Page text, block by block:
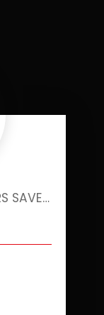
IMMOBILIÈRE DES CORDELIERS SAVERNE